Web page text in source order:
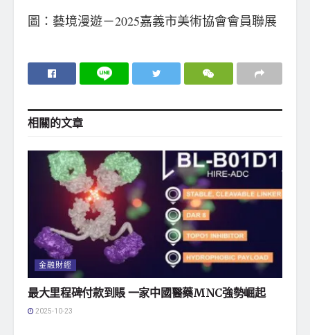
圖：藝境漫遊－2025嘉義市美術協會會員聯展
相關的文章
金融財經
最大里程碑付款到賬 一家中國醫藥MNC強勢崛起
2025-10-23